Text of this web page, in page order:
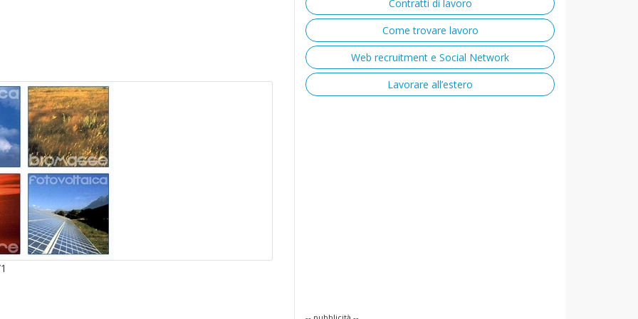
Contratti di lavoro
Come trovare lavoro
Web recruitment e Social Network
Lavorare all’estero